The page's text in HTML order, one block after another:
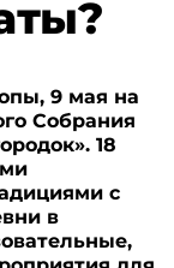
9 мая на
Собрания
18
с
в